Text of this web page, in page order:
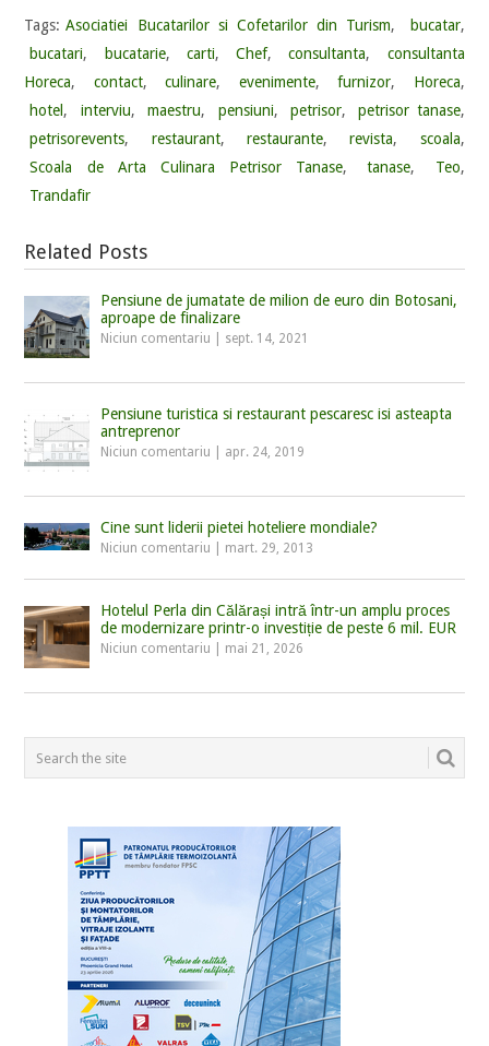
Tags: Asociatiei Bucatarilor si Cofetarilor din Turism, bucatar,
bucatari, bucatarie, carti, Chef, consultanta,
consultanta
Horeca, contact, culinare, evenimente, furnizor, Horeca,
hotel , interviu, maestru, pensiuni, petrisor, petrisor tanase,
petrisorevents, restaurant, restaurante, revista, scoala,
Scoala de Arta Culinara Petrisor Tanase, tanase, Teo,
Trandafir
Related Posts
Pensiune de jumatate de milion de euro din Botosani,
aproape de finalizare
Niciun comentariu sept. 14, 2021
Pensiune turistica si restaurant pescaresc isi asteapta
antreprenor
Niciun comentariu apr. 24, 2019
Cine sunt liderii pietei hoteliere mondiale?
Niciun comentariu mart. 29, 2013
Hotelul Perla din Călărași intră într-un amplu proces
de modernizare printr-o investiție de peste 6 mil. EUR
Niciun comentariu mai 21, 2026